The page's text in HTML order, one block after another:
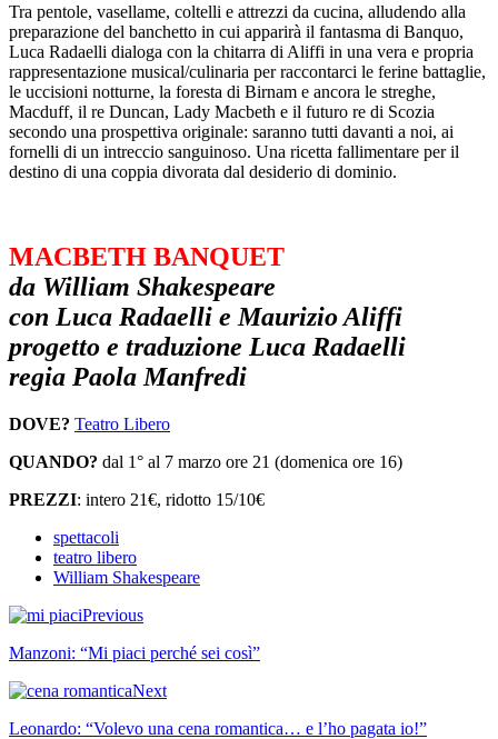
Tra pentole, vasellame, coltelli e attrezzi da cucina, alludendo alla
preparazione del banchetto in cui apparirà il fantasma di Banquo,
Luca Radaelli dialoga con la chitarra di Aliffi in una vera e propria
rappresentazione musical/culinaria per raccontarci le ferine battaglie,
le uccisioni notturne, la foresta di Birnam e ancora le streghe,
Macduff, il re Duncan, Lady Macbeth e il futuro re di Scozia
secondo una prospettiva originale: saranno tutti davanti a noi, ai
fornelli di un intreccio sanguinoso. Una ricetta fallimentare per il
destino di una coppia divorata dal desiderio di dominio.
MACBETH BANQUET
da William Shakespeare
con Luca Radaelli e Maurizio Aliffi
progetto e traduzione Luca Radaelli
regia Paola Manfredi
DOVE? Teatro Libero
QUANDO? dal 1° al 7 marzo ore 21 (domenica ore 16)
PREZZI: intero 21€, ridotto 15/10€
spettacoli
teatro libero
William Shakespeare
Previous
Manzoni: “Mi piaci perché sei così”
Next
Leonardo: “Volevo una cena romantica… e l’ho pagata io!”